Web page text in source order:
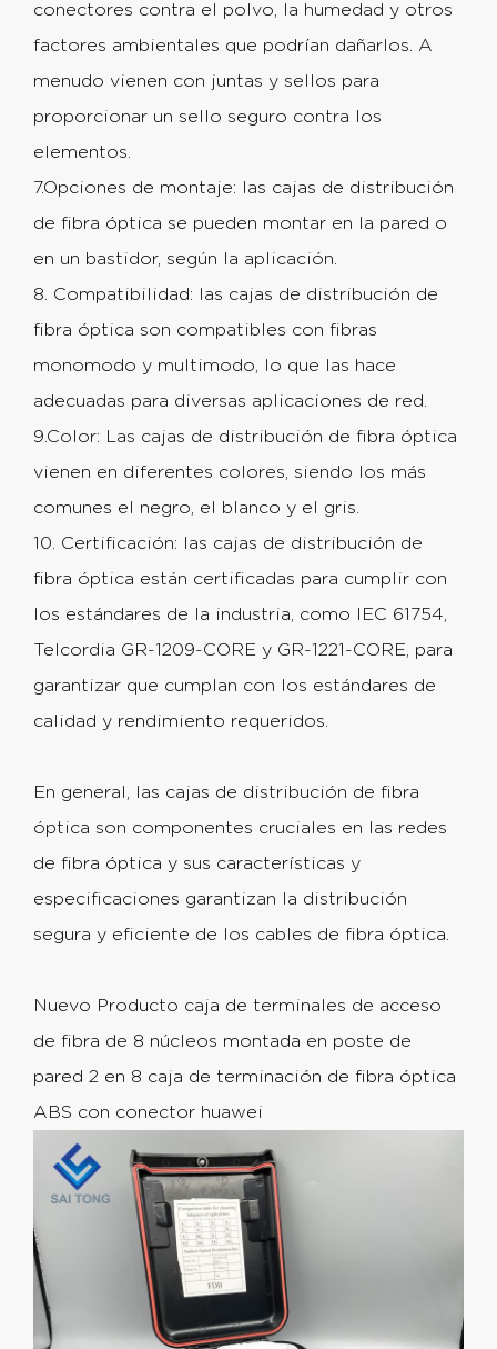
conectores contra el polvo, la humedad y otros
factores ambientales que podrían dañarlos. A
menudo vienen con juntas y sellos para
proporcionar un sello seguro contra los
elementos.
7.Opciones de montaje: las cajas de distribución
de fibra óptica se pueden montar en la pared o
en un bastidor, según la aplicación.
8. Compatibilidad: las cajas de distribución de
fibra óptica son compatibles con fibras
monomodo y multimodo, lo que las hace
adecuadas para diversas aplicaciones de red.
9.Color: Las cajas de distribución de fibra óptica
vienen en diferentes colores, siendo los más
comunes el negro, el blanco y el gris.
10. Certificación: las cajas de distribución de
fibra óptica están certificadas para cumplir con
los estándares de la industria, como IEC 61754,
Telcordia GR-1209-CORE y GR-1221-CORE, para
garantizar que cumplan con los estándares de
calidad y rendimiento requeridos.
En general, las cajas de distribución de fibra
óptica son componentes cruciales en las redes
de fibra óptica y sus características y
especificaciones garantizan la distribución
segura y eficiente de los cables de fibra óptica.
Nuevo Producto caja de terminales de acceso
de fibra de 8 núcleos montada en poste de
pared 2 en 8 caja de terminación de fibra óptica
ABS con conector huawei